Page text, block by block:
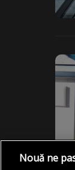
Nouă ne